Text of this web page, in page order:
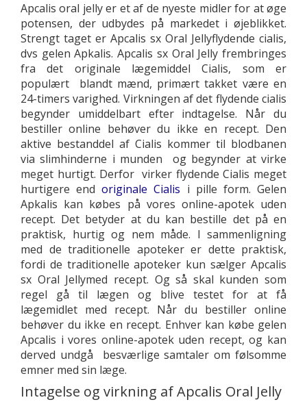
Apcalis oral jelly er et af de nyeste midler for at øge
potensen, der udbydes på markedet i øjeblikket.
Strengt taget er Apcalis sx Oral Jellyflydende cialis,
dvs gelen Apkalis. Apcalis sx Oral Jelly frembringes
fra det originale lægemiddel Cialis, som er
populært blandt mænd, primært takket være en
24-timers varighed. Virkningen af det flydende cialis
begynder umiddelbart efter indtagelse. Når du
bestiller online behøver du ikke en recept. Den
aktive bestanddel af Cialis kommer til blodbanen
via slimhinderne i munden og begynder at virke
meget hurtigt. Derfor virker flydende Cialis meget
hurtigere endoriginale Cialis i pille form. Gelen
Apkalis kan købes på vores online-apotek uden
recept. Det betyder at du kan bestille det på en
praktisk, hurtig og nem måde. I sammenligning
med de traditionelle apoteker er dette praktisk,
fordi de traditionelle apoteker kun sælger Apcalis
sx Oral Jellymed recept. Og så skal kunden som
regel gå til lægen og blive testet for at få
lægemidlet med recept. Når du bestiller online
behøver du ikke en recept. Enhver kan købe gelen
Apсalis i vores online-apotek uden recept, og kan
derved undgå besværlige samtaler om følsomme
emner med sin læge.
Intagelse og virkning af Apcalis Oral Jelly